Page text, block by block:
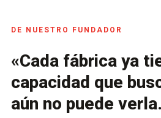
DE NUESTRO FUNDADOR
«Cada fábrica ya
capacidad que
aún no puede